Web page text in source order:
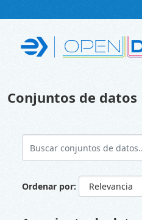
Conjuntos de datos
Ordenar por